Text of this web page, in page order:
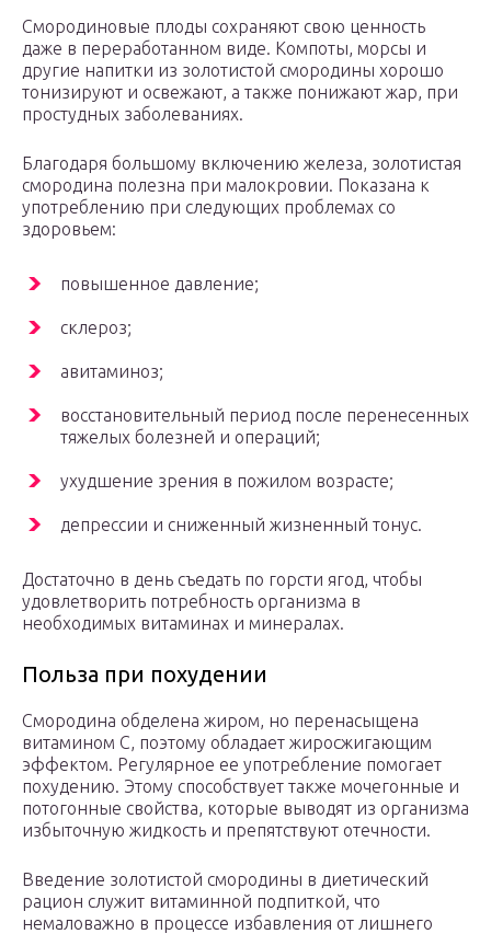
Смородиновые плоды сохраняют свою ценность
даже в переработанном виде. Компоты, морсы и
другие напитки из золотистой смородины хорошо
тонизируют и освежают, а также понижают жар, при
простудных заболеваниях.
Благодаря большому включению железа, золотистая
смородина полезна при малокровии. Показана к
употреблению при следующих проблемах со
здоровьем:
повышенное давление;
склероз;
авитаминоз;
восстановительный период после перенесенных
тяжелых болезней и операций;
ухудшение зрения в пожилом возрасте;
депрессии и сниженный жизненный тонус.
Достаточно в день съедать по горсти ягод, чтобы
удовлетворить потребность организма в
необходимых витаминах и минералах.
Польза при похудении
Смородина обделена жиром, но перенасыщена
витамином С, поэтому обладает жиросжигающим
эффектом. Регулярное ее употребление помогает
похудению. Этому способствует также мочегонные и
потогонные свойства, которые выводят из организма
избыточную жидкость и препятствуют отечности.
Введение золотистой смородины в диетический
рацион служит витаминной подпиткой, что
немаловажно в процессе избавления от лишнего